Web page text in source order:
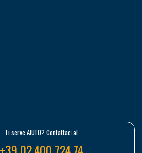
Ti serve AIUTO? Contattaci al